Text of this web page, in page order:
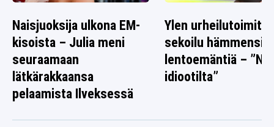
Naisjuoksija ulkona EM-
kisoista – Julia meni
seuraamaan
lätkärakkaansa
pelaamista Ilveksessä
Ylen
sekoilu hämmensi
lentoemäntiä –
idiootilta”